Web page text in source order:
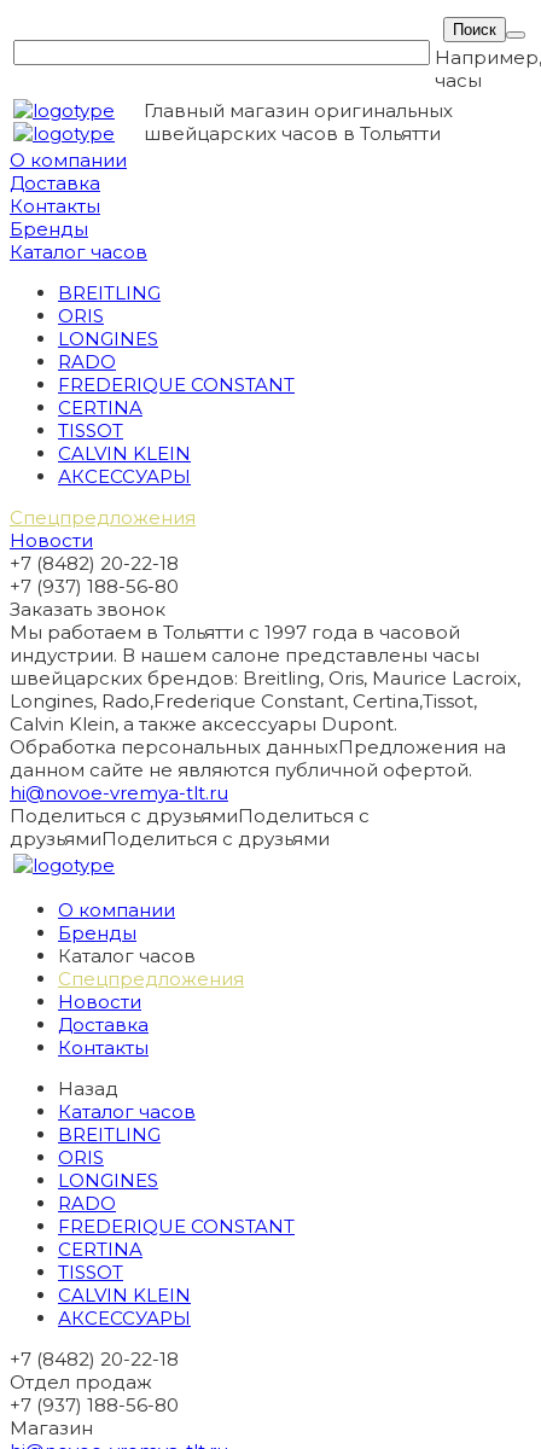
Например,
часы
Главный магазин оригинальных
швейцарских часов в Тольятти
О компании
Доставка
Контакты
Бренды
Каталог часов
BREITLING
ORIS
LONGINES
RADO
FREDERIQUE CONSTANT
CERTINA
TISSOT
CALVIN KLEIN
АКСЕССУАРЫ
Спецпредложения
Новости
+7 (8482) 20-22-18
+7 (937) 188-56-80
Заказать звонок
Мы работаем в Тольятти с 1997 года в часовой
индустрии. В нашем салоне представлены часы
швейцарских брендов: Breitling, Oris, Maurice Lacroix,
Longines, Rado,Frederique Constant, Certina,Tissot,
Calvin Klein, а также аксессуары Dupont.
Обработка персональных данныхПредложения на
данном сайте не являются публичной офертой.
hi@novoe-vremya-tlt.ru
Поделиться с друзьямиПоделиться с
друзьямиПоделиться с друзьями
О компании
Бренды
Каталог часов
Спецпредложения
Новости
Доставка
Контакты
Назад
Каталог часов
BREITLING
ORIS
LONGINES
RADO
FREDERIQUE CONSTANT
CERTINA
TISSOT
CALVIN KLEIN
АКСЕССУАРЫ
+7 (8482) 20-22-18
Отдел продаж
+7 (937) 188-56-80
Магазин